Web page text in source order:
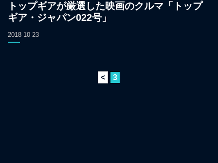
トップギアが厳選した映画のクルマ「トップ
ギア・ジャパン022号」
2018 10 23
< 3